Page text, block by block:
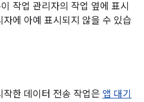
작업 관리자의 작업 옆에 표시
에 아예 표시되지 않을 수 있습
한 데이터 전송 작업은 앱 대기